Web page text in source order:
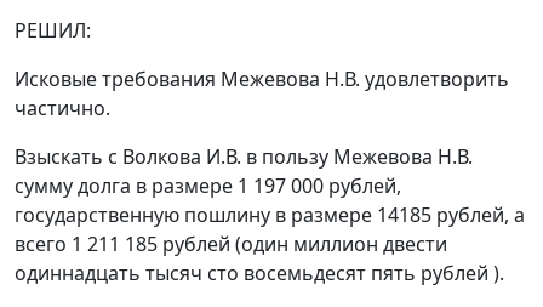
РЕШИЛ:
Исковые требования Межевова Н.В. удовлетворить
частично.
Взыскать с Волкова И.В. в пользу Межевова Н.В.
сумму долга в размере 1 197 000 рублей,
государственную пошлину в размере 14185 рублей, а
всего 1 211 185 рублей (один миллион двести
одиннадцать тысяч сто восемьдесят пять рублей ).